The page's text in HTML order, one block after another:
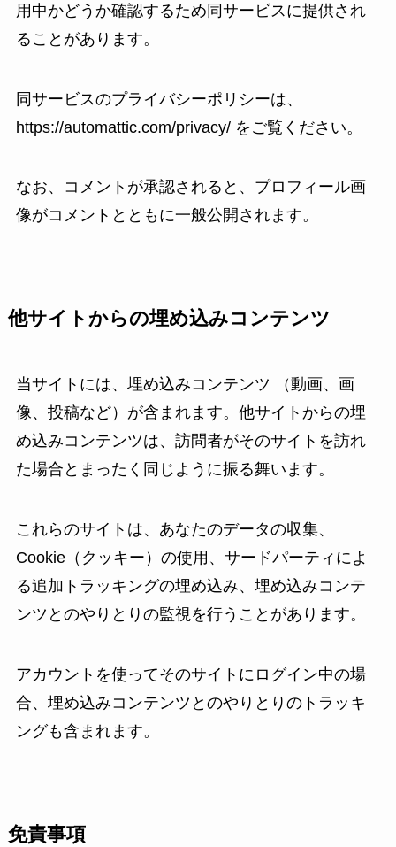
用中かどうか確認するため同サービスに提供され
ることがあります。
同サービスのプライバシーポリシーは、
https://automattic.com/privacy/ をご覧ください。
なお、コメントが承認されると、プロフィール画
像がコメントとともに一般公開されます。
他サイトからの埋め込みコンテンツ
当サイトには、埋め込みコンテンツ （動画、画
像、投稿など）が含まれます。他サイトからの埋
め込みコンテンツは、訪問者がそのサイトを訪れ
た場合とまったく同じように振る舞います。
これらのサイトは、あなたのデータの収集、
Cookie（クッキー）の使用、サードパーティによ
る追加トラッキングの埋め込み、埋め込みコンテ
ンツとのやりとりの監視を行うことがあります。
アカウントを使ってそのサイトにログイン中の場
合、埋め込みコンテンツとのやりとりのトラッキ
ングも含まれます。
免責事項